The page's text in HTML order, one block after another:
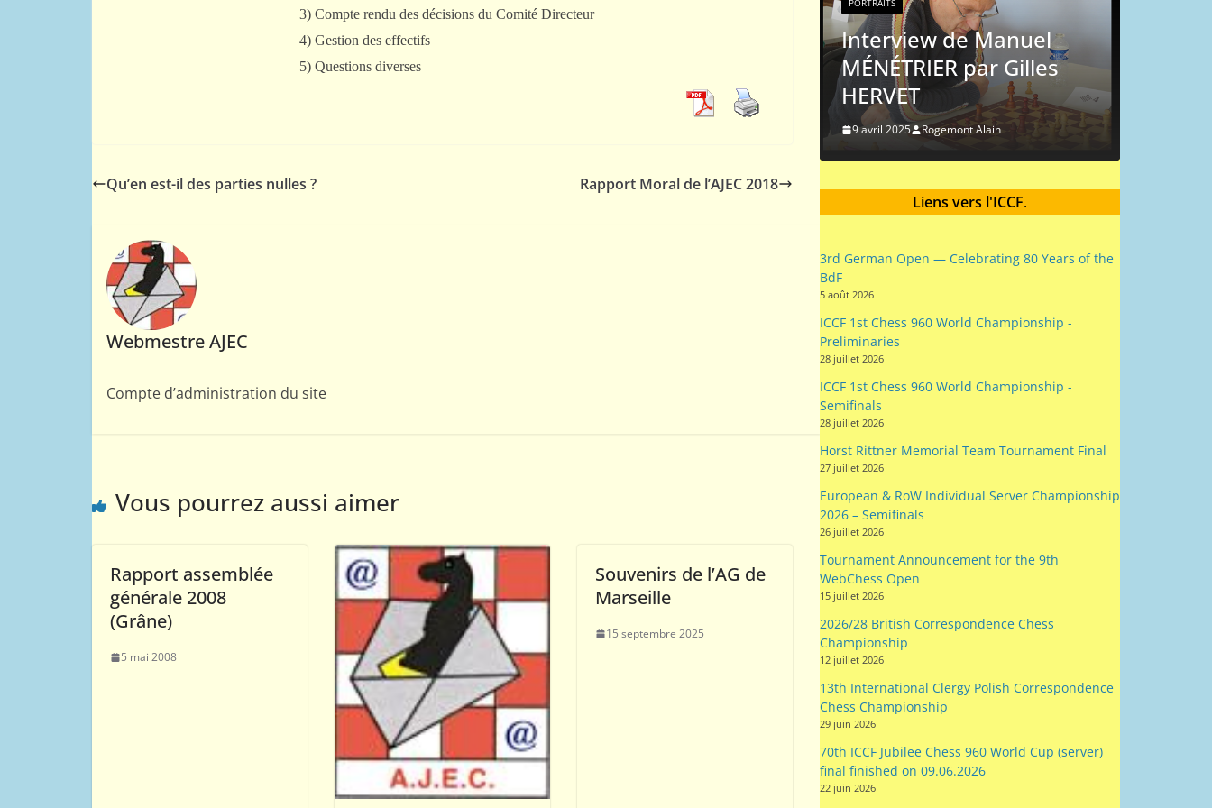
3) Compte rendu des décisions du Comité Directeur
4) Gestion des effectifs
5) Questions diverses
Qu’en est-il des parties nulles ? Rapport Moral de l’AJEC 2018
Webmestre AJEC
Compte d’administration du site
Vous pourrez aussi aimer
Rapport assemblée
générale 2008
(Grâne)
5 mai 2008
Souvenirs de l’AG de
Marseille
15 septembre 2025
Jacob Estrine (Champion
du monde 1972-1976)
PORTRAITS
Interview de Manuel
MÉNÉTRIER par Gilles
HERVET
9 avril 2025 Rogemont Alain
Liens vers l'ICCF.
3rd German Open — Celebrating 80 Years of the
BdF
5 août 2026
ICCF 1st Chess 960 World Championship -
Preliminaries
28 juillet 2026
ICCF 1st Chess 960 World Championship -
Semifinals
28 juillet 2026
Horst Rittner Memorial Team Tournament Final
27 juillet 2026
European & RoW Individual Server Championship
2026 – Semifinals
26 juillet 2026
Tournament Announcement for the 9th
WebChess Open
15 juillet 2026
2026/28 British Correspondence Chess
Championship
12 juillet 2026
13th International Clergy Polish Correspondence
Chess Championship
29 juin 2026
70th ICCF Jubilee Chess 960 World Cup (server)
final finished on 09.06.2026
22 juin 2026